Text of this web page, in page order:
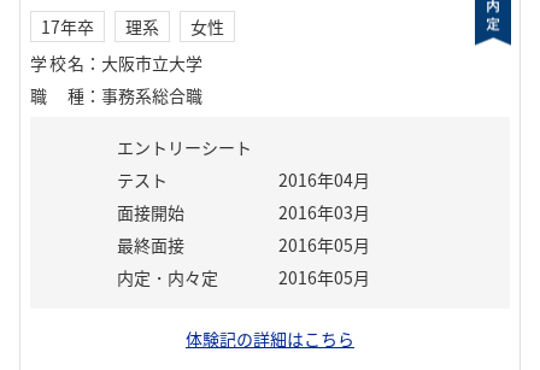
17年卒 理系
女性
学校名 ： 大阪市立大学
職種 ： 事務系総合職
エントリーシート
テスト
2016年04月
面接開始
2016年03月
最終面接
2016年05月
内定・内々定
2016年05月
体験記の詳細はこちら